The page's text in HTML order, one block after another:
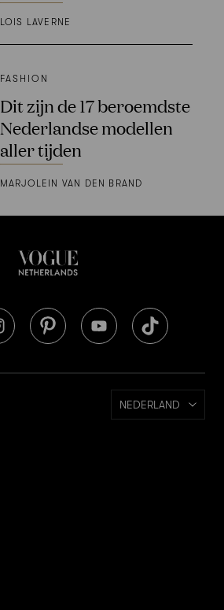
LOIS LAVERNE
FASHION
Dit zijn de 17 beroemdste
Nederlandse modellen
aller tijden
MARJOLEIN VAN DEN BRAND
NEDERLAND